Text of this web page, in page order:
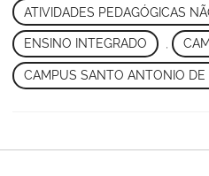
ATIVIDADES PEDAGÓGICAS
ENSINO INTEGRADO ,
CAMPUS SANTO ANTONIO DE